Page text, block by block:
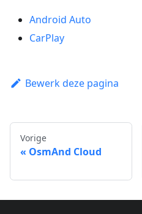
Android Auto
CarPlay
Bewerk deze pagina
Vorige
OsmAnd Cloud